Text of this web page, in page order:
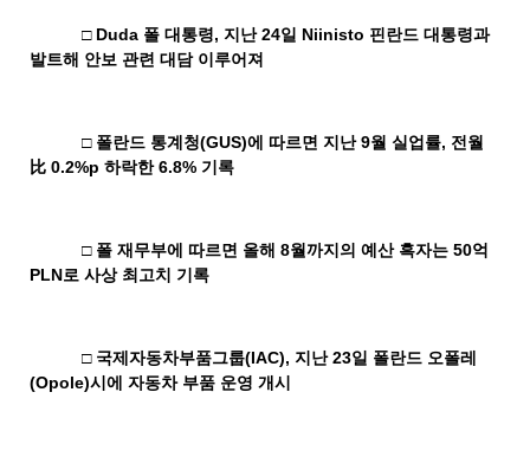
□Duda 폴 대통령, 지난24일 Niinisto 핀란드 대통령과
발트해 안보 관련 대담 이루어져
□ 폴란드 통계청(GUS)에 따르면 지난9월 실업률, 전월
比 0.2%p하락한6.8% 기록
□ 폴 재무부에 따르면 올해 8월까지의 예산 흑자는 50억
PLN로 사상 최고치 기록
□ 국제자동차부품그룹(IAC), 지난23일 폴란드 오폴레
(Opole)시에 자동차 부품 운영 개시